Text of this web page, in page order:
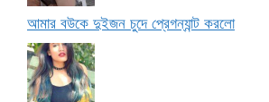
আমার বউকে দুইজন চুদে প্রেগন্যান্ট করলো